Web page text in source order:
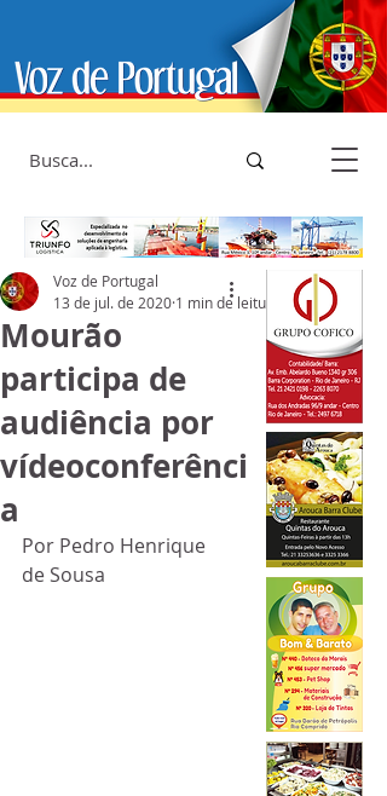
Mourão
participa de
audiência por
vídeoconferênci
a
Voz de Portugal
13 de jul. de 2020 1 min de leitura
Por Pedro Henrique
de Sousa